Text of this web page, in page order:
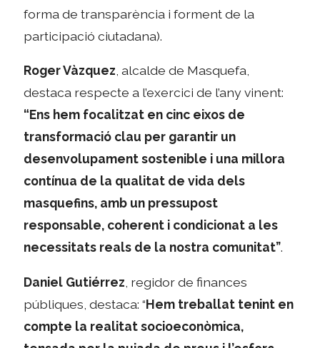
forma de transparència i forment de la
participació ciutadana).
Roger Vàzquez, alcalde de Masquefa,
destaca respecte a l’exercici de l’any vinent:
“Ens hem focalitzat en cinc eixos de
transformació clau per garantir un
desenvolupament sostenible i una millora
contínua de la qualitat de vida dels
masquefins, amb un pressupost
responsable, coherent i condicionat a les
necessitats reals de la nostra comunitat”.
Daniel Gutiérrez , regidor de finances
públiques, destaca: “Hem treballat tenint en
compte la realitatsocioeconòmica,